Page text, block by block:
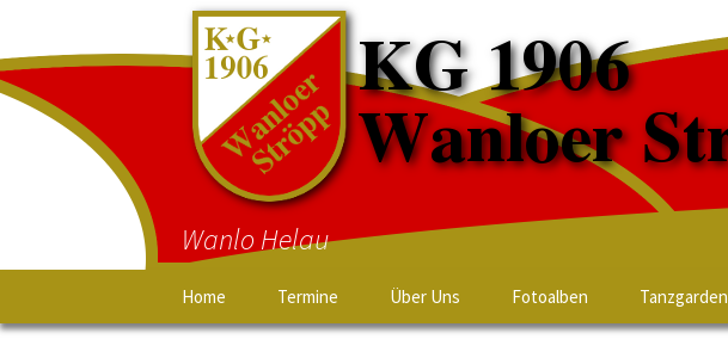
Wanlo Helau
Home Termine Über Uns Fotoalben Tanzgarden